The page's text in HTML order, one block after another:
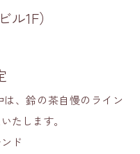
1F）
、鈴の茶自慢のライン
たします。
ド